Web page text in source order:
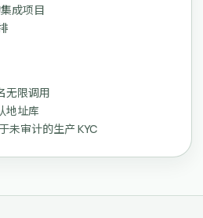
成项目
无限调用
地址库
未审计的生产 KYC